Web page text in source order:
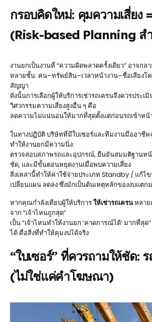
กรอบคิดใหม่: คุมความเสี่ยง
(Risk-based Planning ส
งานยกเป็นงานที่ “ความผิดพลาดครั้งเดียว” อาจกล
หลายชั้น: คน–ทรัพย์สิน–เวลาหน้างาน–ชื่อเสียงโ
สัญญา
ดังนั้นการเลือกผู้ให้บริการเช่ารถเครนจึงควรประเ
วิศวกรรมความเสี่ยงสูงอื่น ๆ คือ
ลดความไม่แน่นอนให้มากที่สุดตั้งแต่ก่อนรถเข้าหน้
ในทางปฏิบัติ บริษัทที่มีใบเซอร์และทีมงานมืออาชีพ
ทำให้งานยกมีความนิ่ง:
ตรวจสอบสภาพรถและอุปกรณ์, ยืนยันสมมติฐานห
ชัด, และมีขั้นตอนหยุดงานเมื่อพบความเสี่ยง
สิ่งเหล่านี้ทำให้ค่าใช้จ่ายประเภท Standby / แก้ไ
เปลี่ยนแผน ลดลง ซึ่งมักเป็นต้นเหตุหลักของงบแตก
หากคุณกำลังเทียบผู้ให้บริการให้เช่ารถเครนหลาย
จาก “เจ้าไหนถูกสุด”
เป็น “เจ้าไหนทำให้งานยก ‘คาดการณ์ได้’ มากที่สุ
ได้ คือสิ่งที่ทำให้คุมงบได้จริง
“ใบเซอร์” ที่ควรถามให้ชัด:
(ไม่ใช่แค่คำโฆษณา)